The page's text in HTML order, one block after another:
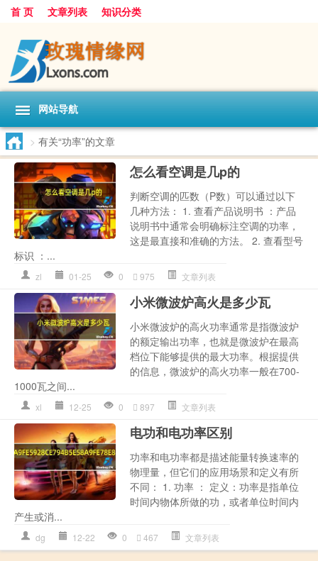
首 页 文章列表 知识分类
网站导航
> 有关“功率”的文章
怎么看空调是几p的
判断空调的匹数（P数）可以通过以下
几种方法： 1. 查看产品说明书 ：产品
说明书中通常会明确标注空调的功率，
这是最直接和准确的方法。 2. 查看型号
标识 ：...
zl 01-25 0 975 文章列表
小米微波炉高火是多少瓦
小米微波炉的高火功率通常是指微波炉
的额定输出功率，也就是微波炉在最高
档位下能够提供的最大功率。根据提供
的信息，微波炉的高火功率一般在700-
1000瓦之间...
xl 12-25 0 897 文章列表
电功和电功率区别
功率和电功率都是描述能量转换速率的
物理量，但它们的应用场景和定义有所
不同： 1. 功率 ： 定义：功率是指单位
时间内物体所做的功，或者单位时间内
产生或消...
dg 12-22 0 467 文章列表